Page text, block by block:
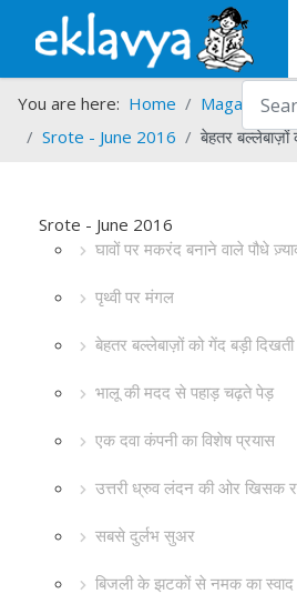
Search
You are here: Home Magazines
Srote - June 2016
बेहतर बल्लेबाज़ों
Srote - June 2016
घावों पर मकरंद बनाने वाले पौधे
पृथ्वी पर मंगल
बेहतर बल्लेबाज़ों को गेंद बड़ी
भालू की मदद से पहाड़ चढ़ते पेड़
एक दवा कंपनी का विशेष प्रयास
उत्तरी ध्रुव लंदन की ओर खिसक
सबसे दुर्लभ सुअर
बिजली के झटकों से नमक का स्वाद